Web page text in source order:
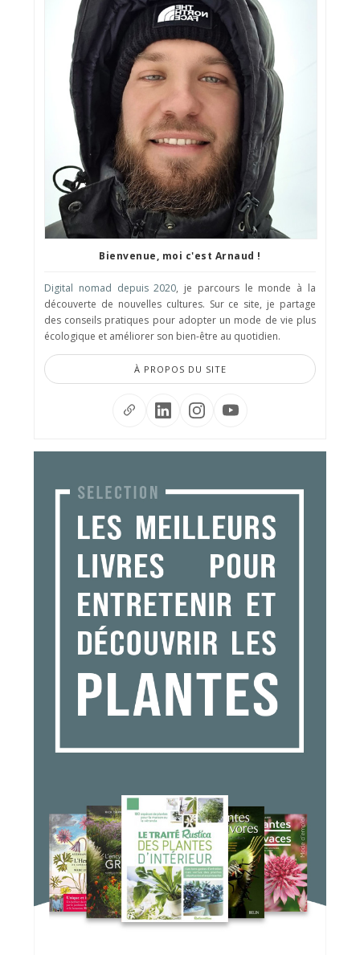
Bienvenue, moi c'est Arnaud !
Digital nomad depuis 2020, je parcours le monde à la
découverte de nouvelles cultures. Sur ce site, je partage
des conseils pratiques pour adopter un mode de vie plus
écologique et améliorer son bien-être au quotidien.
À PROPOS DU SITE